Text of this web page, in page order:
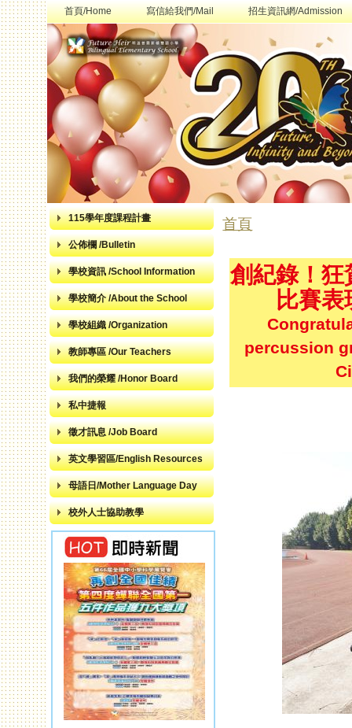
首頁/Home 寫信給我們/Mail 招生資訊網/Admission
115學年度課程計畫
公佈欄 /Bulletin
學校資訊 /School Information
學校簡介 /About the School
學校組織 /Organization
教師專區 /Our Teachers
我們的榮耀 /Honor Board
私中捷報
徵才訊息 /Job Board
英文學習區/English Resources
母語日/Mother Language Day
校外人士協助教學
您在這裡
首頁
創紀錄！狂
比賽
percussion